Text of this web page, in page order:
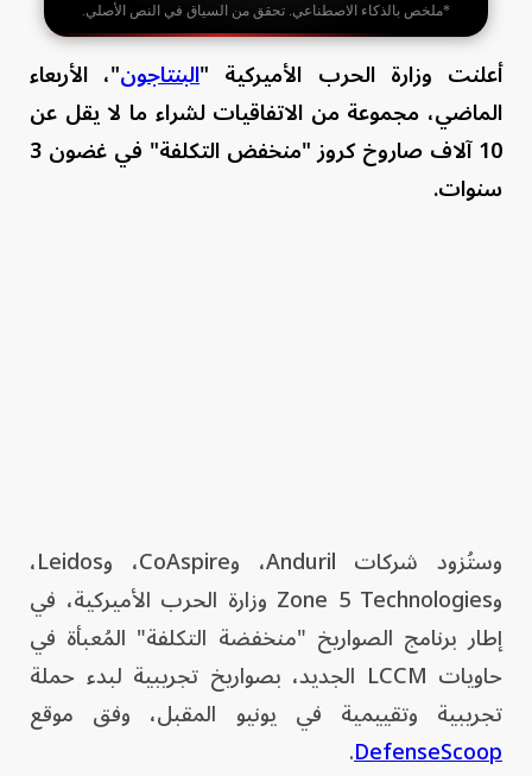
*ملخص بالذكاء الاصطناعي. تحقق من السياق في النص الأصلي.
أعلنت وزارة الحرب الأميركية "البنتاجون"، الأربعاء
الماضي، مجموعة من الاتفاقيات لشراء ما لا يقل عن
10 آلاف صاروخ كروز "منخفض التكلفة" في غضون 3
سنوات.
وستُزود شركات Anduril، وCoAspire، وLeidos،
وZone 5 Technologies وزارة الحرب الأميركية، في
إطار برنامج الصواريخ "منخفضة التكلفة" المُعبأة في
حاويات LCCM الجديد، بصواريخ تجريبية لبدء حملة
تجريبية وتقييمية في يونيو المقبل، وفق موقع
DefenseScoop
.